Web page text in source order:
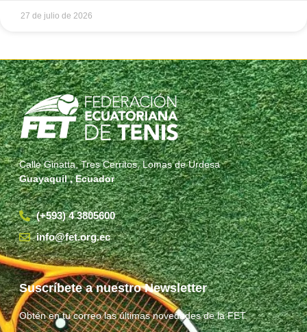
27 de julio de 2026
Calle Ginatta, Tres Cerritos, Lomas de Urdesa
Guayaquil , Ecuador
(+593) 4 3805600
info@fet.org.ec
Suscríbete a nuestro Newsletter
Obtén en tu correo las últimas novedades de la FET.